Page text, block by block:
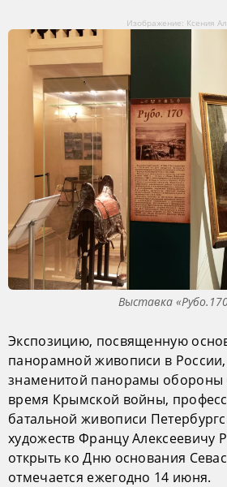
Изображение: Ксения
Выставка
Экспозицию, посвященную
панорамной живописи в
знаменитой панорамы обороны
время Крымской войны,
батальной живописи
художеств Францу Алексеевичу
открыть ко Дню основания
отмечается ежегодно 14 июня.